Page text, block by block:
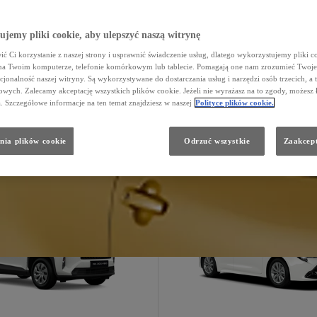
Cross
110 900 zł
Corolla
127 900 zł
pliki cookie, aby ulepszyć naszą witrynę
Ci korzystanie z naszej strony i usprawnić świadczenie usług, dlatego wykorzystujemy pliki
Twoim komputerze, telefonie komórkowym lub tablecie. Pomagają one nam zrozumieć
naszej witryny. Są wykorzystywane do dostarczania usług i narzędzi osób trzecich, a
Zalecamy akceptację wszystkich plików cookie. Jeżeli nie wyrażasz na to zgody, możesz
Szczegółowe informacje na ten temat znajdziesz w naszej Polityce plików cookie.
plików cookie Odrzuć wszystkie